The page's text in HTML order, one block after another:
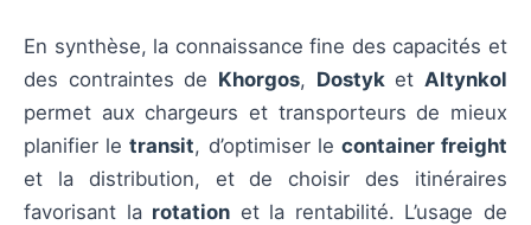
En synthèse, la connaissance fine des capacités et
des contraintes de Khorgos, Dostyk et Altynkol
permet aux chargeurs et transporteurs de mieux
planifier letransit, d’optimiser le container freight
et la distribution, et de choisir des itinéraires
favorisant la rotation et la rentabilité. L’usage de